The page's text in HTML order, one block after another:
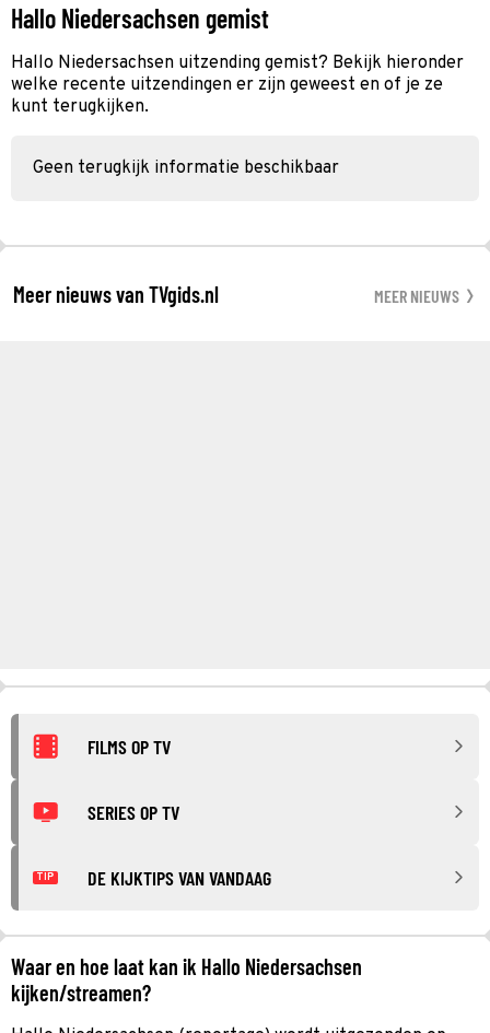
Hallo Niedersachsen gemist
Hallo Niedersachsen uitzending gemist? Bekijk hieronder
welke recente uitzendingen er zijn geweest en of je ze
kunt terugkijken.
Geen terugkijk informatie beschikbaar
Meer nieuws van TVgids.nl MEER NIEUWS
FILMS OP TV
SERIES OP TV
TIP DE KIJKTIPS VAN VANDAAG
Waar en hoe laat kan ik Hallo Niedersachsen
kijken/streamen?